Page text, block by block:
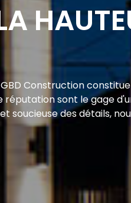
Construction
sont le gage
soucieuse des détails,